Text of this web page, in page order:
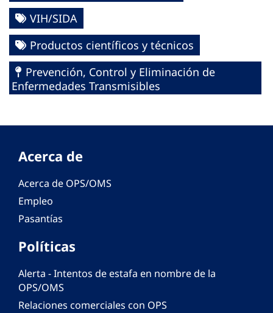
VIH/SIDA
Productos científicos y técnicos
Prevención, Control y Eliminación de
Enfermedades Transmisibles
Acerca de
Acerca de OPS/OMS
Empleo
Pasantías
Políticas
Alerta - Intentos de estafa en nombre de la
OPS/OMS
Relaciones comerciales con OPS